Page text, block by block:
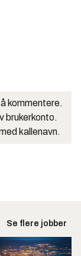
kommentere.
brukerkonto.
kallenavn.
Se flere jobber